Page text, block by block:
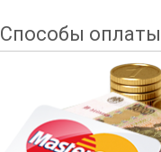
Способы оплаты